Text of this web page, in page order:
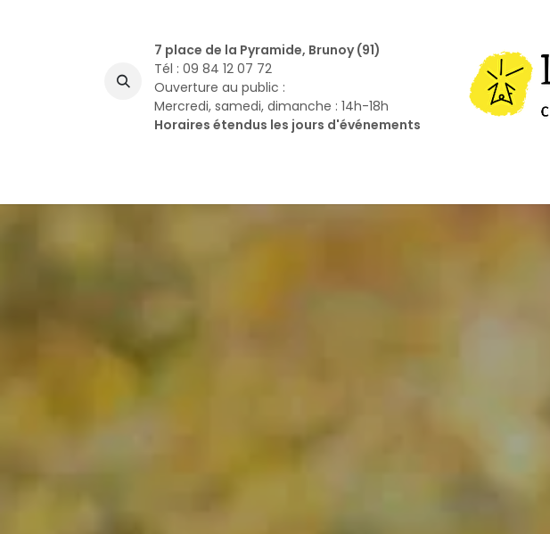
7 place de la Pyramide, Brunoy (91)
Tél : 09 84 12 07 72
Ouverture au public :
Mercredi, samedi, dimanche : 14h-18h
Horaires étendus les jours d'événements